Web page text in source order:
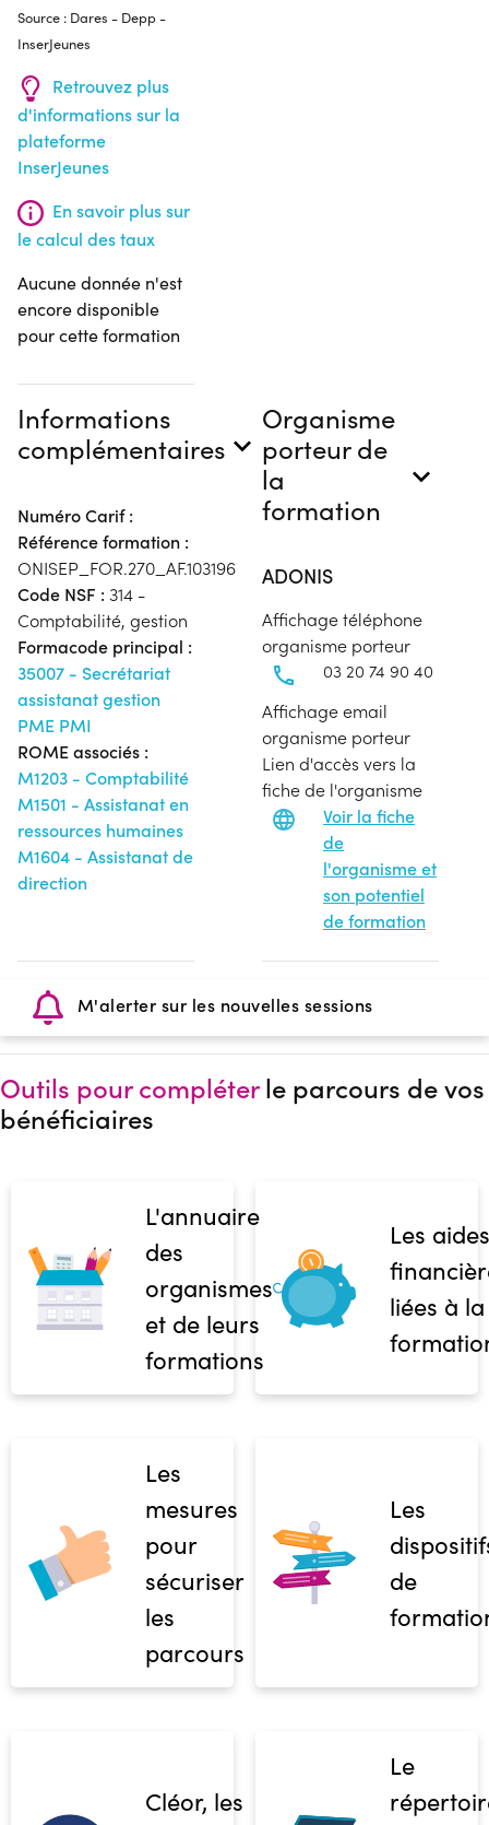
Source : Dares - Depp -
InserJeunes
Retrouvez plus
d'informations sur la
plateforme
InserJeunes
En savoir plus sur
le calcul des taux
Aucune donnée n'est
encore disponible
pour cette formation
Informations
complémentaires
Numéro Carif :
Référence formation :
ONISEP_FOR.270_AF.103196
Code NSF : 314 -
Comptabilité, gestion
Formacode principal :
35007 - Secrétariat
assistanat gestion
PME PMI
ROME associés :
M1203 - Comptabilité
M1501 - Assistanat en
ressources humaines
M1604 - Assistanat de
direction
Organisme
porteur de
la
formation
ADONIS
Affichage téléphone
organisme porteur
03 20 74 90 40
Affichage email
organisme porteur
Lien d'accès vers la
fiche de l'organisme
Voir la fiche
de
l'organisme et
son potentiel
de formation
M'alerter sur les nouvelles sessions
Outils pour compléterle parcours de vos
bénéficiaires
L'annuaire
des
organismes
et de leurs
formations
Les aides
liées à la
Les
mesures
pour
sécuriser
les
parcours
Les
de
Cléor, les
Le